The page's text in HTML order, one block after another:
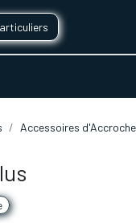
Accessoires d'Accroche